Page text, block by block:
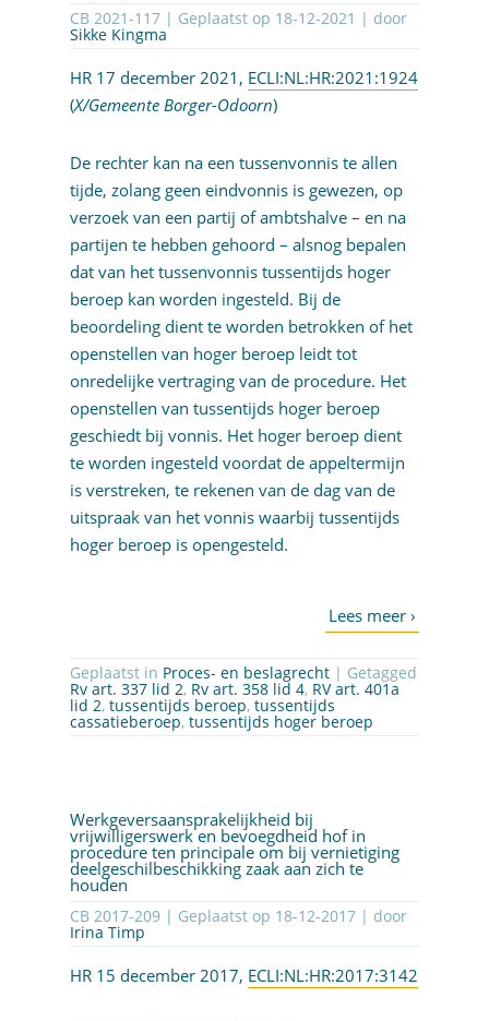
CB 2021-117 | Geplaatst op 18-12-2021 | door
Sikke Kingma
HR 17 december 2021, ECLI:NL:HR:2021:1924
(X/Gemeente Borger-Odoorn)
De rechter kan na een tussenvonnis te allen
tijde, zolang geen eindvonnis is gewezen, op
verzoek van een partij of ambtshalve – en na
partijen te hebben gehoord – alsnog bepalen
dat van het tussenvonnis tussentijds hoger
beroep kan worden ingesteld. Bij de
beoordeling dient te worden betrokken of het
openstellen van hoger beroep leidt tot
onredelijke vertraging van de procedure. Het
openstellen van tussentijds hoger beroep
geschiedt bij vonnis. Het hoger beroep dient
te worden ingesteld voordat de appeltermijn
is verstreken, te rekenen van de dag van de
uitspraak van het vonnis waarbij tussentijds
hoger beroep is opengesteld.
Geplaatst in Proces- en beslagrecht | Getagged
Rv art. 337 lid 2, Rv art. 358 lid 4, RV art. 401a
lid 2, tussentijds beroep, tussentijds
cassatieberoep, tussentijds hoger beroep
Werkgeversaansprakelijkheid bij
vrijwilligerswerk en bevoegdheid hof in
procedure ten principale om bij vernietiging
deelgeschilbeschikking zaak aan zich te
houden
CB 2017-209 | Geplaatst op 18-12-2017| door
Irina Timp
HR 15 december 2017, ECLI:NL:HR:2017:3142